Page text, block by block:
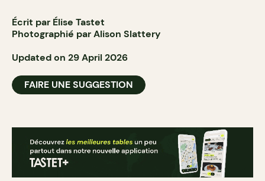
Écrit par Élise Tastet
Photographié par Alison Slattery
Updated on 29 April 2026
FAIRE UNE SUGGESTION